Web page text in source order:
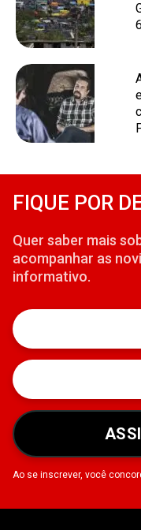
FIQUE POR
Quer saber mais
acompanhar as
informativo.
Ao se inscrever, você